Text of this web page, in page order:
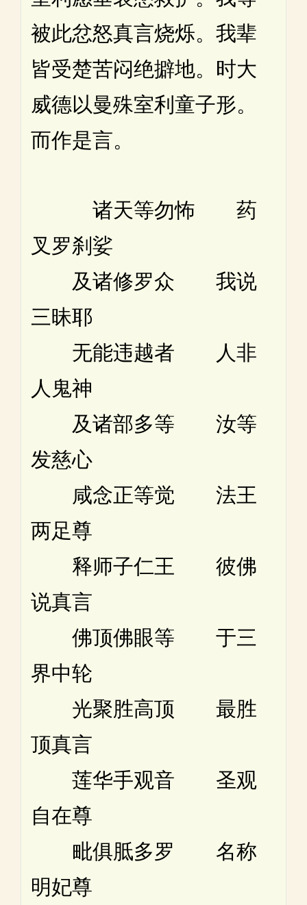
被此忿怒真言烧烁。我辈
皆受楚苦闷绝擗地。时大
威德以曼殊室利童子形。
而作是言。
诸天等勿怖 药
叉罗刹娑
及诸修罗众 我说
三昧耶
无能违越者 人非
人鬼神
及诸部多等 汝等
发慈心
咸念正等觉 法王
两足尊
释师子仁王 彼佛
说真言
佛顶佛眼等 于三
界中轮
光聚胜高顶 最胜
顶真言
莲华手观音 圣观
自在尊
毗俱胝多罗 名称
明妃尊